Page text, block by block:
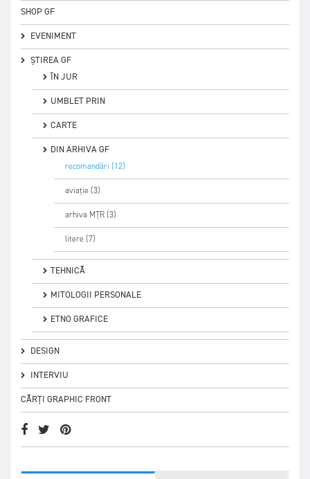
SHOP GF
EVENIMENT
ȘTIREA GF
ÎN JUR
UMBLET PRIN
CARTE
DIN ARHIVA GF
recomandări (12)
aviație (3)
arhiva MȚR (3)
litere (7)
TEHNICĂ
MITOLOGII PERSONALE
ETNO GRAFICE
DESIGN
INTERVIU
CĂRȚI GRAPHIC FRONT